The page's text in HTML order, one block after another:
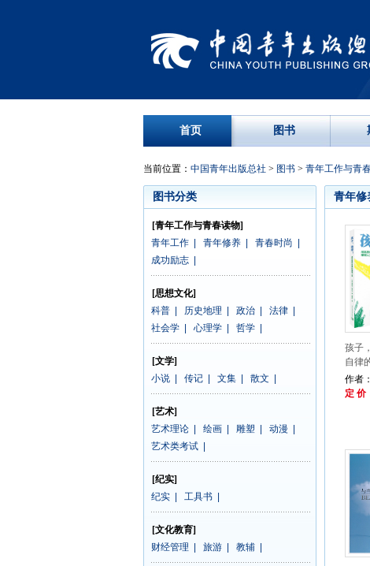
首页 图书
当前位置： 中国青年出版总社 > 图书 > 青年工作与青
图书分类
[青年工作与青春读物]
青年工作
青年修养 青春时尚
成功励志
[思想文化]
科普
历史地理 政治 法律
社会学
心理学 哲学
[文学]
小说
传记 文集 散文
[艺术]
艺术理论
绘画 雕塑 动漫
艺术类考试
[纪实]
纪实
工具书
[文化教育]
财经管理
旅游 教辅
青年修
孩子
自律
作者
定 价